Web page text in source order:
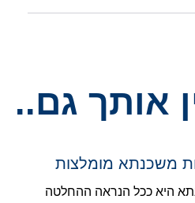
אותך גם..
משכנתא מומלצות
היא ככל הנראה ההחלטה